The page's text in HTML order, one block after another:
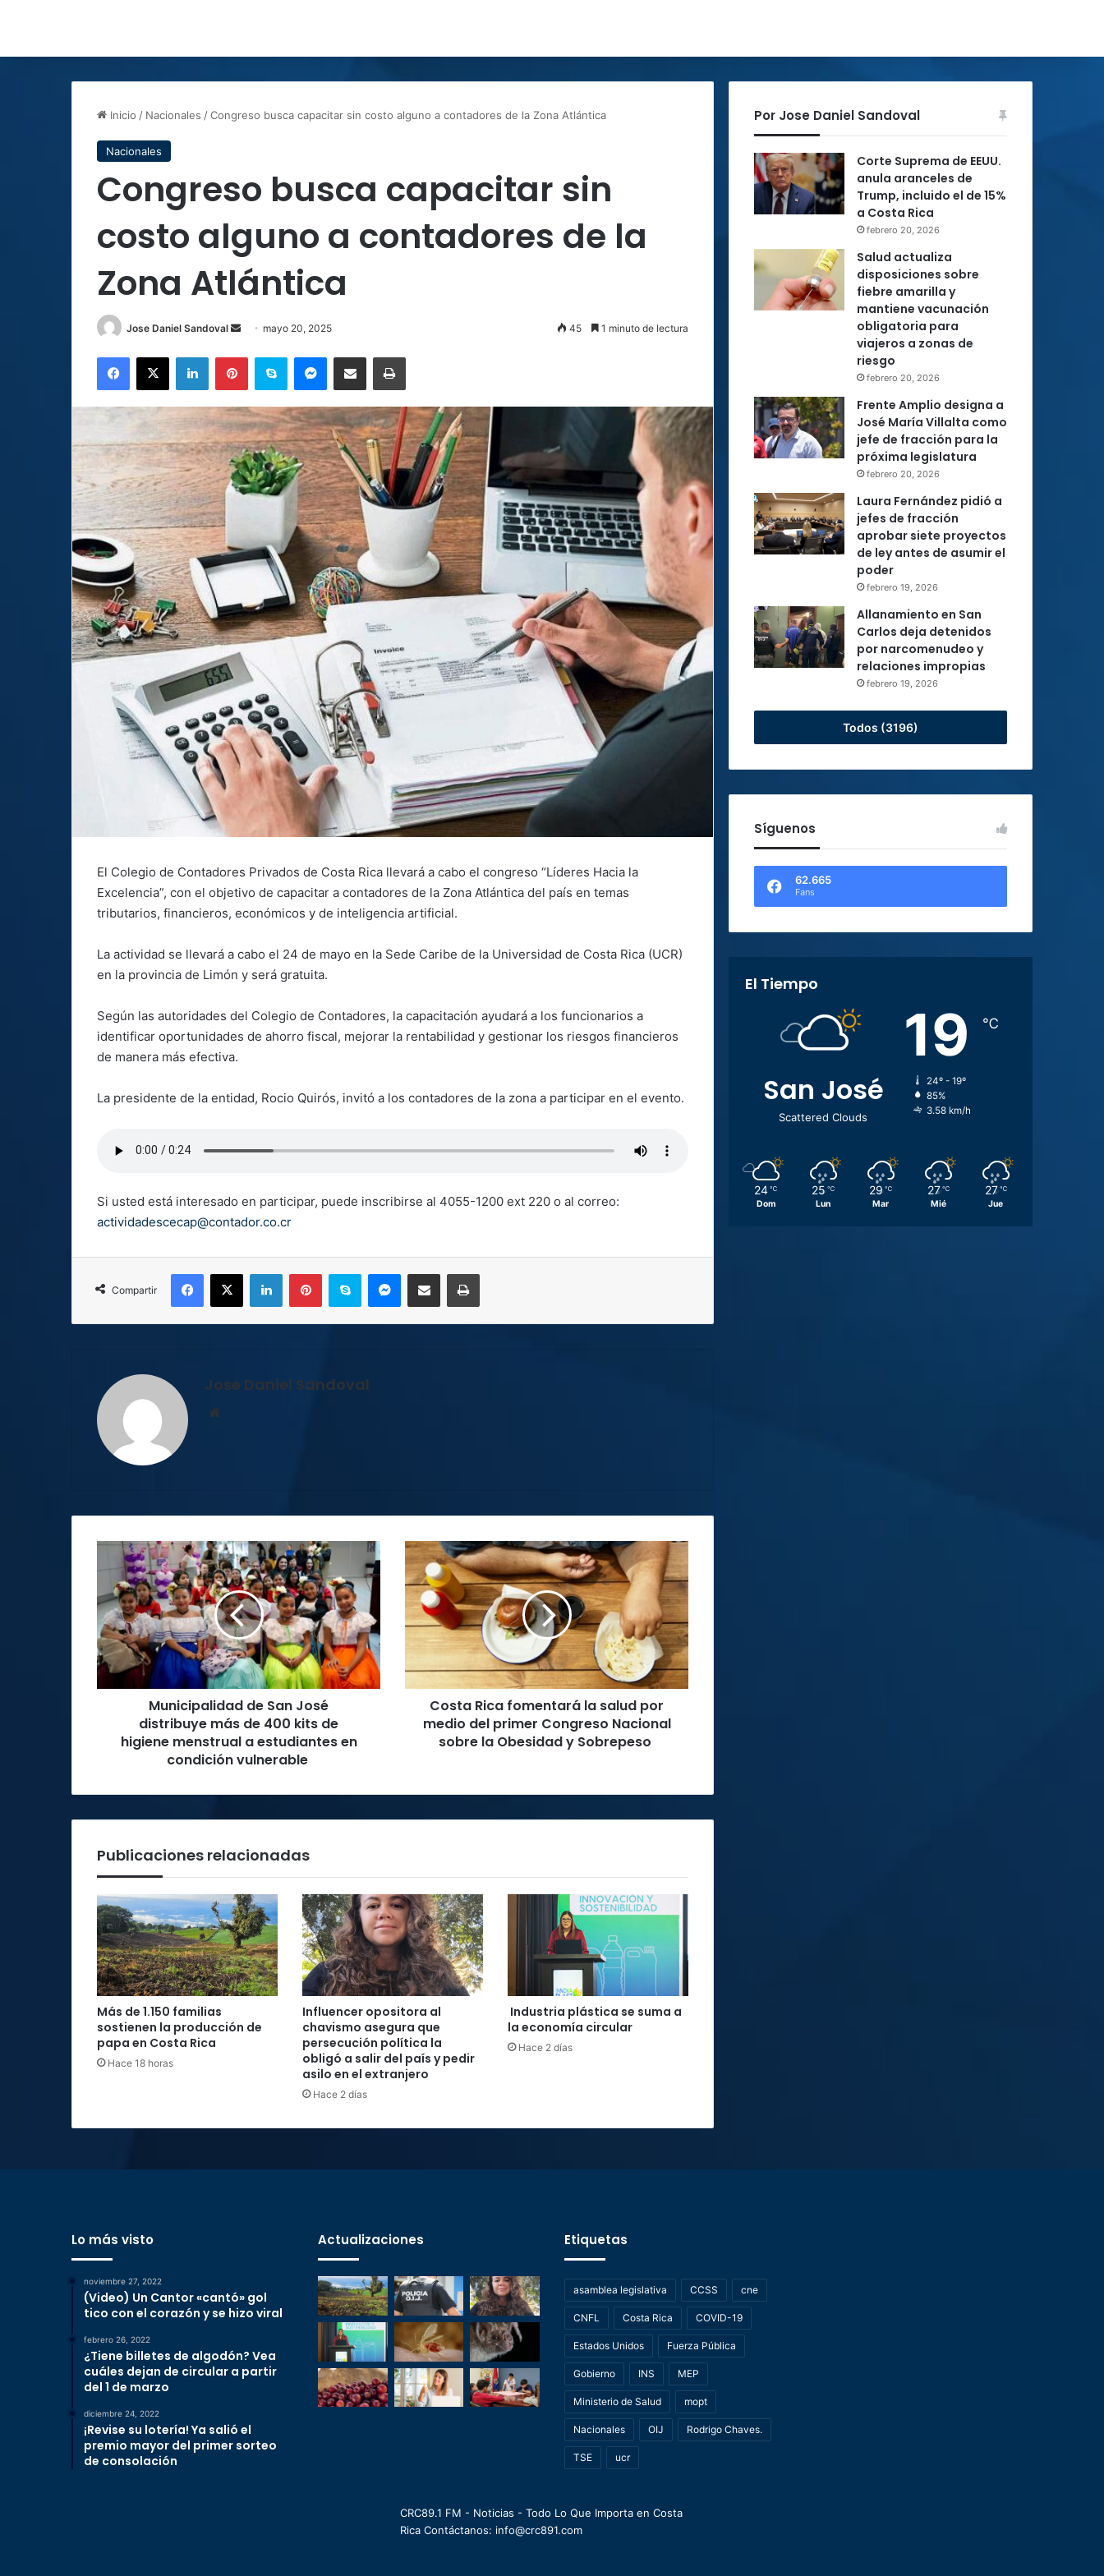
Inicio / Nacionales /Congreso busca capacitar sin costo alguno a contadores de la Zona Atlántica
Nacionales
Congreso busca capacitar sin
costo alguno a contadores de la
Zona Atlántica
Jose Daniel Sandoval
Send mayo 20, 2025 45 1 minuto de lectura
Facebook
X LinkedInPinterestSkype MessengerCompartir por correo electrónicoImprimir
El Colegio de Contadores Privados de Costa Rica llevará a cabo el congreso ​​“Líderes Hacia la
Excelencia”, con el objetivo de capacitar a contadores de la Zona Atlántica del país en temas
tributarios, financieros, económicos y de inteligencia artificial.
La actividad se llevará a cabo el 24 de mayo en la Sede Caribe de la Universidad de Costa Rica (UCR)
en la provincia de Limón y será gratuita.
Según las autoridades del Colegio de Contadores, la capacitación ayudará a los funcionarios a
identificar oportunidades de ahorro fiscal, mejorar la rentabilidad y gestionar los riesgos financieros
de manera más efectiva.
La presidente de la entidad, Rocio Quirós, invitó a los contadores de la zona a participar en el evento.
Si usted está interesado en participar, puede inscribirse al 4055-1200 ext 220 o al correo:
actividadescecap@contador.co.cr
Compartir
Facebook
X LinkedInPinterestSkype MessengerCompartir por correo electrónicoImprimir
Jose Daniel Sandoval
Municipalidad
San
José
distribuye
más
de
400
kits
menstrual
vulnerable
Municipalidad de San José
distribuye más de 400 kits de
higiene menstrual a estudiantes en
condición vulnerable
Costa
Rica
fomentará
salud
por
medio
del
primer
Congreso
Nacional
Costa Rica fomentará la salud por
medio del primer Congreso Nacional
sobre la Obesidad y Sobrepeso
Publicaciones relacionadas
Más de 1.150 familias
sostienen la producción de
papa en Costa Rica
Hace 18 horas
Influencer opositora al
chavismo asegura que
persecución política la
obligó a salir del país y pedir
asilo en el extranjero
Hace 2 días
Industria plástica se suma a
la economía circular
Hace 2 días
Por Jose Daniel Sandoval
Corte Suprema de EEUU.
anula aranceles de
Trump, incluido el de 15%
a Costa Rica
febrero 20, 2026
Salud actualiza
disposiciones sobre
fiebre amarilla y
mantiene vacunación
obligatoria para
viajeros a zonas de
riesgo
febrero 20, 2026
Frente Amplio designa a
José María Villalta como
jefe de fracción para la
próxima legislatura
febrero 20, 2026
Laura Fernández pidió a
jefes de fracción
aprobar siete proyectos
de ley antes de asumir el
poder
febrero 19, 2026
Allanamiento en San
Carlos deja detenidos
por narcomenudeo y
relaciones impropias
febrero 19, 2026
Todos (3196)
Síguenos
62.665
Fans
El Tiempo
San José
Scattered Clouds
19 ℃
24º - 19º
85%
3.58 km/h
24 ℃
Dom
25 ℃
Lun
29 ℃
Mar
27 ℃
Mié
27 ℃
Jue
Lo más visto
noviembre 27, 2022
(Video) Un Cantor «cantó» gol
tico con el corazón y se hizo viral
febrero 26, 2022
¿Tiene billetes de algodón? Vea
cuáles dejan de circular a partir
del 1 de marzo
diciembre 24, 2022
¡Revise su lotería! Ya salió el
premio mayor del primer sorteo
de consolación
Actualizaciones Etiquetas
asamblea legislativa CCSS cne
CNFL Costa Rica COVID-19
Estados Unidos Fuerza Pública
Gobierno INS MEP
Ministerio de Salud mopt
Nacionales OIJ Rodrigo Chaves.
TSE ucr
CRC89.1 FM - Noticias - Todo Lo Que Importa en Costa
Rica Contáctanos: info@crc891.com